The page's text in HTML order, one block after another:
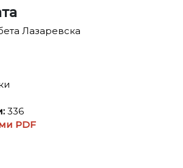
Лазаревска
336
PDF